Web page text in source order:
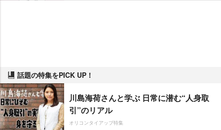
話題の特集をPICK UP！
川島海荷さんと学ぶ 日常に潜む“人身取
引”のリアル
オリコンタイアップ特集